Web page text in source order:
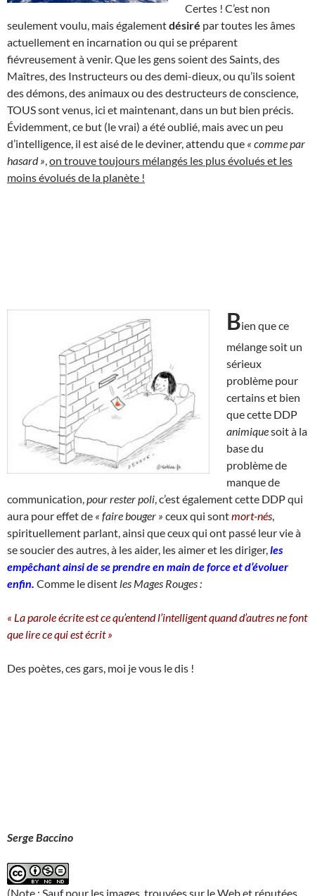
Certes ! C’est non
seulement voulu, mais égalementdésiré par toutes les âmes
actuellement en incarnation ou qui se préparent
fiévreusement à venir. Que les gens soient des Saints, des
Maîtres, des Instructeurs ou des demi-dieux, ou qu’ils soient
des démons, des animaux ou des destructeurs de conscience,
TOUS sont venus, ici et maintenant, dans un but bien précis.
Évidemment, ce but (le vrai) a été oublié, mais avec un peu
d’intelligence, il est aisé de le deviner, attendu que « comme par
hasard » on trouve toujours mélangés les plus évolués et les
moins évolués de la planète !
Bien que ce
mélange soit un
sérieux
problème pour
certains et bien
que cette DDP
animiquesoit à la
base du
problème de
manque de
communication, pour rester poli , c’est également cette DDP qui
aura pour effet de « faire bouger » ceux qui sontmort-nés
spirituellement parlant, ainsi que ceux qui ont passé leur vie à
se soucier des autres, à les aider, les aimer et les diriger, les
empêchant ainsi de se prendre en main de force et d’évoluer
enfin. Comme le disent les Mages Rouges :
« La parole écrite est ce qu’entend l’intelligent quand d’autres ne font
que lire ce qui est écrit »
Des poètes, ces gars, moi je vous le dis !
Serge Baccino
(Note : Sauf pour les images, trouvées sur le Web et réputées